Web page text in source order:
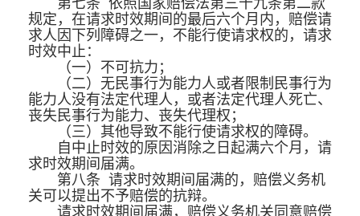
第七条 依照国家赔偿法第三十九条第二款
规定，在请求时效期间的最后六个月内，赔偿请
求人因下列障碍之一，不能行使请求权的，请求
时效中止：
（一）不可抗力；
（二）无民事行为能力人或者限制民事行为
能力人没有法定代理人，或者法定代理人死亡、
丧失民事行为能力、丧失代理权；
（三）其他导致不能行使请求权的障碍。
自中止时效的原因消除之日起满六个月，请
求时效期间届满。
第八条 请求时效期间届满的，赔偿义务机
关可以提出不予赔偿的抗辩。
请求时效期间届满，赔偿义务机关同意赔偿